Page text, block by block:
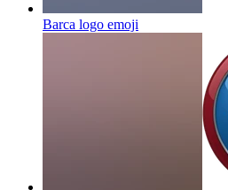
Barca logo emoji